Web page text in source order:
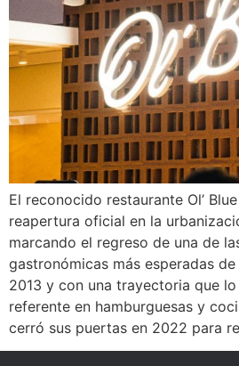
El reconocido restaurante Ol’
reapertura oficial en la
marcando el regreso de una de
gastronómicas más esperadas
2013 y con una trayectoria que
referente en hamburguesas y
cerró sus puertas en 2022 para